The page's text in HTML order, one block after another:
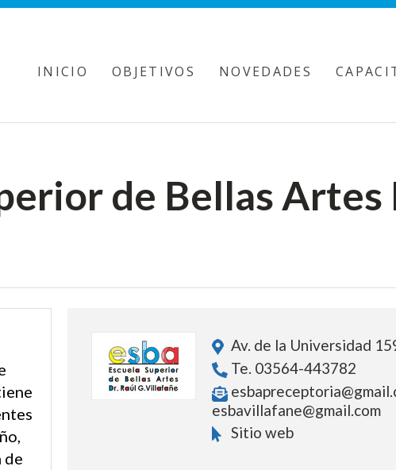
INICIO OBJETIVOS NOVEDADES
de Bellas Artes
de
Av. de la Universidad
Te. 03564-443782
esbavillafane@gmail.com
Sitio web